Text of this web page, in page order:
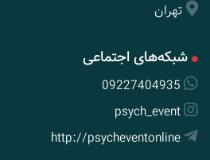
تهران
شبکه‌های اجتماعی
09227404935
psych_event
http://psycheventonline